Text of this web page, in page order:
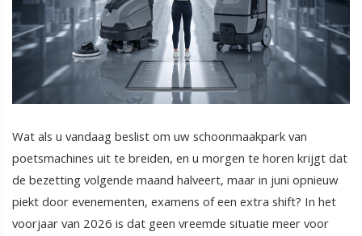
Wat als u vandaag beslist om uw schoonmaakpark van
poetsmachines uit te breiden, en u morgen te horen krijgt dat
de bezetting volgende maand halveert, maar in juni opnieuw
piekt door evenementen, examens of een extra shift? In het
voorjaar van 2026 is dat geen vreemde situatie meer voor